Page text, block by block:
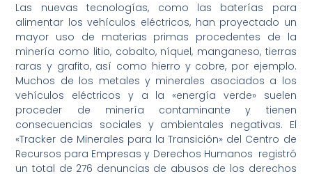
Las nuevas tecnologías, como las baterías para
alimentar los vehículos eléctricos, han proyectado un
mayor uso de materias primas procedentes de la
minería como litio, cobalto, níquel, manganeso, tierras
raras y grafito, así como hierro y cobre, por ejemplo.
Muchos de los metales y minerales asociados a los
vehículos eléctricos y a la «energía verde» suelen
proceder de minería contaminante y tienen
consecuencias sociales y ambientales negativas. El
«Tracker de Minerales para la Transición» del Centro de
Recursos para Empresas y Derechos Humanos registró
un total de 276 denuncias de abusos de los derechos